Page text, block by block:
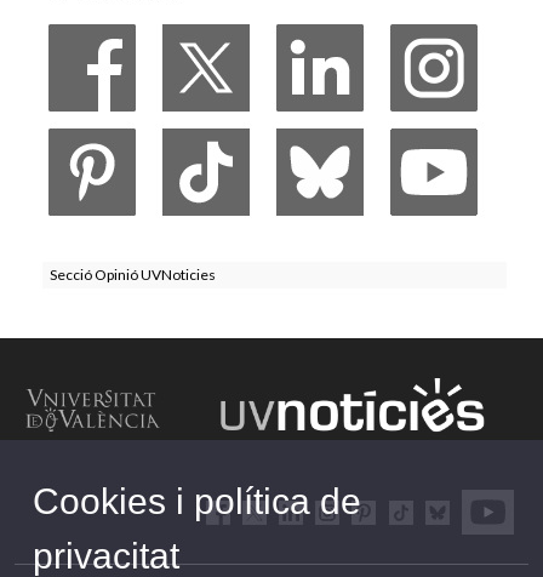
Secció Opinió UVNoticies
Cookies i política de
privacitat